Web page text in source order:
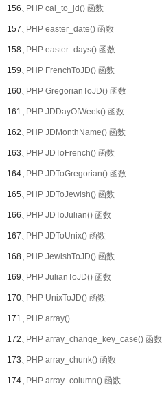
156、PHP cal_to_jd() 函数
157、PHP easter_date() 函数
158、PHP easter_days() 函数
159、PHP FrenchToJD() 函数
160、PHP GregorianToJD() 函数
161、PHP JDDayOfWeek() 函数
162、PHP JDMonthName() 函数
163、PHP JDToFrench() 函数
164、PHP JDToGregorian() 函数
165、PHP JDToJewish() 函数
166、PHP JDToJulian() 函数
167、PHP JDToUnix() 函数
168、PHP JewishToJD() 函数
169、PHP JulianToJD() 函数
170、PHP UnixToJD() 函数
171、PHP array()
172、PHP array_change_key_case() 函数
173、PHP array_chunk() 函数
174、PHP array_column() 函数